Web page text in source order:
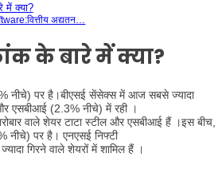
में क्या?
अद्यतन…
के बारे में क्या?
नीचे) पर है।बीएसई सेंसेक्स में आज सबसे ज्यादा
एसबीआई (2.3% नीचे) में रही ।
वाले शेयर टाटा स्टील और एसबीआई हैं ।इस बीच,
नीचे) पर है। एनएसई निफ्टी
गिरने वाले शेयरों में शामिल हैं ।